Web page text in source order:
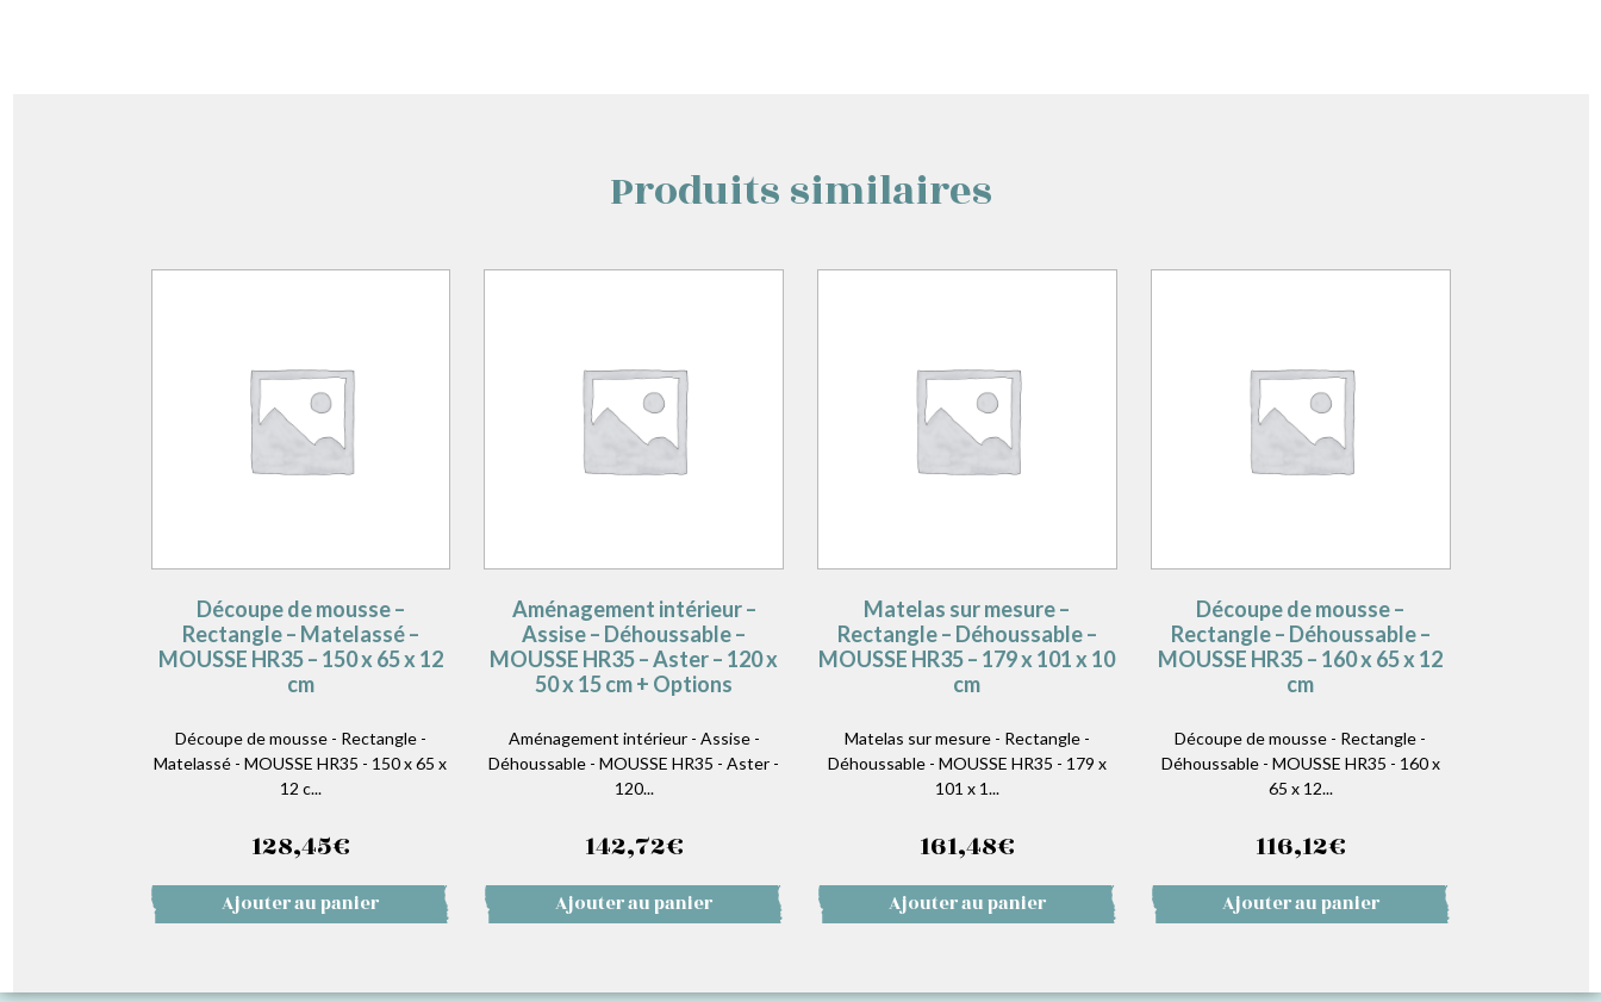
Produits similaires
Découpe de mousse –
Rectangle – Matelassé –
MOUSSE HR35 – 150 x 65 x 12
cm
Découpe de mousse - Rectangle -
Matelassé - MOUSSE HR35 - 150 x 65 x
12 c...
128,45€
Ajouter au panier
Aménagement intérieur –
Assise – Déhoussable –
MOUSSE HR35 – Aster – 120 x
50 x 15 cm + Options
Aménagement intérieur - Assise -
Déhoussable - MOUSSE HR35 - Aster -
120...
142,72€
Ajouter au panier
Matelas sur mesure –
Rectangle – Déhoussable –
MOUSSE HR35 – 179 x 101 x 10
cm
Matelas sur mesure - Rectangle -
Déhoussable - MOUSSE HR35 - 179 x
101 x 1...
161,48€
Ajouter au panier
Découpe de mousse –
Rectangle – Déhoussable –
MOUSSE HR35 – 160 x 65 x 12
cm
Découpe de mousse - Rectangle -
Déhoussable - MOUSSE HR35 - 160 x
65 x 12...
116,12€
Ajouter au panier